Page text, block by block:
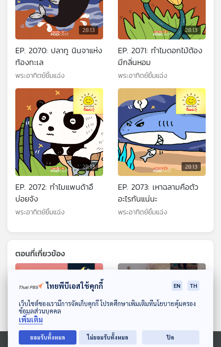
ดาวน์โหลด Thai PBS Podcast Application
28:13
EP. 2070: ปลาทู นินจาแห่ง
ท้องทะเล
พระอาทิตย์ยิ้มแฉ่ง
28:13
EP. 2071: ทำไมดอกไม้ต้อง
มีกลิ่นหอม
พระอาทิตย์ยิ้มแฉ่ง
28:13
EP. 2072: ทำไมแพนด้าอึ
บ่อยจัง
พระอาทิตย์ยิ้มแฉ่ง
28:13
EP. 2073: เหาฉลามคือตัว
อะไรกันแน่นะ
พระอาทิตย์ยิ้มแฉ่ง
ตอนที่เกี่ยวข้อง
28:13
ไทยพีบีเอสใช้คุกกี้ EN TH
เว็บไซต์ของเรามีการจัดเก็บคุกกี้ โปรดศึกษาเพิ่มเติมที่นโยบายคุ้มครอง
ข้อมูลส่วนบุคคล
เพิ่มเติม
ยอมรับทั้งหมด ไม่ยอมรับทั้งหมด ปิด